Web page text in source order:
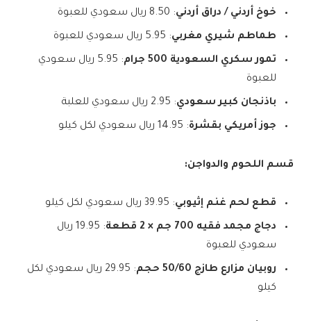
خوخ أردني / دراق أردني: 8.50 ريال سعودي للعبوة
طماطم شيري مغربي: 5.95 ريال سعودي للعبوة
تمور سكري السعودية 500 جرام
: 5.95 ريال سعودي
للعبوة
باذنجان كبير سعودي: 2.95 ريال سعودي للعلبة
جوز أمريكي بقشرة: 14.95 ريال سعودي لكل كيلو
قسم اللحوم والدواجن:
قطع لحم غنم إثيوبي: 39.95 ريال سعودي لكل كيلو
دجاج مجمد فقيه 700 جم × 2 قطعة
: 19.95 ريال
سعودي للعبوة
روبيان مزارع طازج 50/60 حجم
: 29.95 ريال سعودي لكل
كيلو